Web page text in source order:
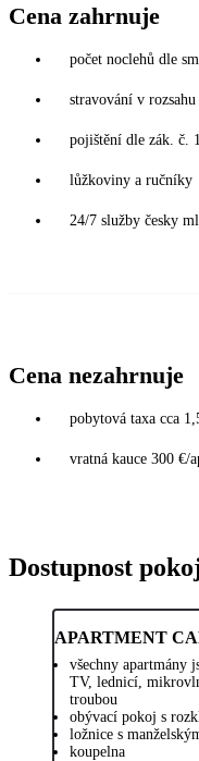
Cena zahrnuje
počet noclehů dle
stravování v
pojištění dle zák. č.
lůžkoviny a ručníky
24/7 služby česky
Cena nezahrnuje
pobytová taxa cca
vratná kauce 300 €/
Dostupnost
APARTMENT
všechny apartmány
TV, lednicí,
troubou
obývací pokoj s
ložnice s
koupelna